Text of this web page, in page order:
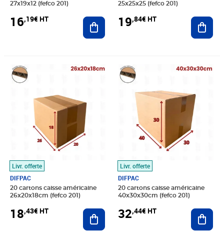
27x19x12 (fefco 201)
16,19€ HT Ajouter au panier
25x25x25 (fefco 201)
19,84€ HT
Livr. offerte
DIFPAC
20 cartons caisse américaine
26x20x18cm (fefco 201)
18,43€ HT
Prix 18,43€ HT
Ajouter au panier
Livr. offerte
DIFPAC
20 cartons caisse américaine
40x30x30cm (fefco 201)
32,44€ HT
Prix 32,44€ HT